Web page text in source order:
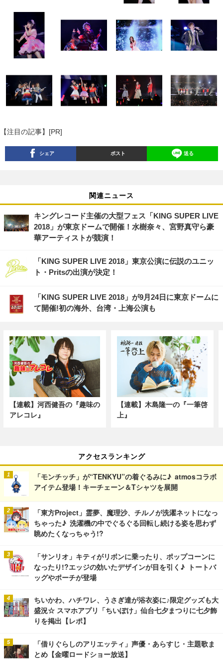
【注目の記事】[PR]
シェア ポスト 送る
関連ニュース
キングレコード主催の大型フェス「KING SUPER LIVE
2018」が東京ドームで開催！水樹奈々、宮野真守ら豪
華アーティストが競演！
「KING SUPER LIVE 2018」東京公演に伝説のユニッ
ト・Pritsの出演が決定！
「KING SUPER LIVE 2018」が9月24日に東京ドームに
て開催!初の海外、台湾・上海公演も
【連載】河西健吾の『趣味の
アレコレ』
【連載】木島隆一の『一筆啓
上』
アクセスランキング
「モンチッチ」が“TENKYU”の着ぐるみに♪ atmosコラボ
アイテム登場！キーチェーン＆Tシャツを展開
「東方Project」霊夢、魔理沙、チルノが洗濯ネットになっ
ちゃった♪ 洗濯機の中でぐるぐる回転し続ける姿を思わず
眺めたくなっちゃう!?
「サンリオ」キティがリボンに乗ったり、ポップコーンに
なったり!?エッジの効いたデザインが目を引く♪ トートバ
ッグやポーチが登場
ちいかわ、ハチワレ、うさぎ達が浴衣姿に♪限定グッズも大
盛況☆ スマホアプリ「ちいぽけ」仙台七夕まつりに七夕飾
りを掲出【レポ】
「借りぐらしのアリエッティ」声優・あらすじ・主題歌ま
とめ【金曜ロードショー放送】